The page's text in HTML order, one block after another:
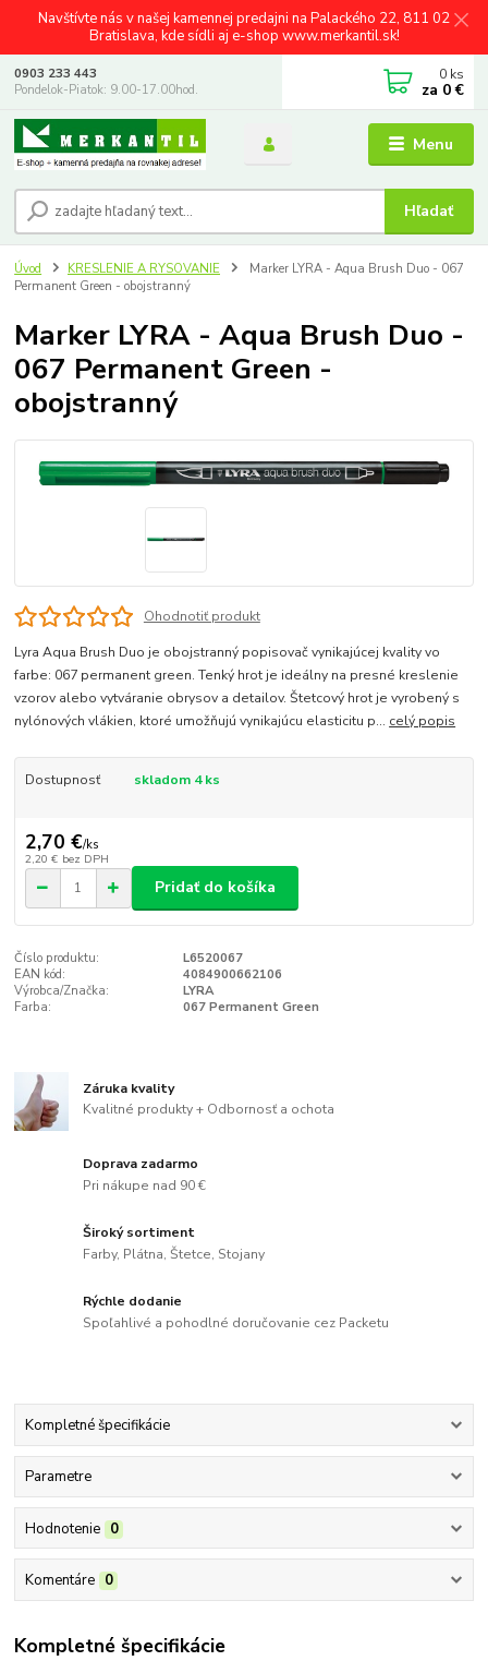
Navštívte nás v našej kamennej predajni na Palackého 22, 811 02
Bratislava, kde sídli aj e-shop www.merkantil.sk!
Menu
Hľadať
0903 233 443
Pondelok-Piatok: 9.00-17.00hod.
0 ks
za 0 €
Úvod KRESLENIE A RYSOVANIE
Marker LYRA - Aqua Brush Duo - 067
Permanent Green - obojstranný
Marker LYRA - Aqua Brush Duo -
067 Permanent Green -
obojstranný
Ohodnotiť produkt
Lyra Aqua Brush Duo je obojstranný popisovač vynikajúcej kvality vo
farbe: 067 permanent green. Tenký hrot je ideálny na presné kreslenie
vzorov alebo vytváranie obrysov a detailov. Štetcový hrot je vyrobený s
nylónových vlákien, ktoré umožňujú vynikajúcu elasticitu p... celý popis
Dostupnosť skladom 4 ks
2,70 €/ks
2,20 € bez DPH
Pridať do košíka
Číslo produktu:
L6520067
EAN kód:
4084900662106
Výrobca/Značka:
LYRA
Farba:
067 Permanent Green
Záruka kvality
Kvalitné produkty + Odbornosť a ochota
Doprava zadarmo
Pri nákupe nad 90 €
Široký sortiment
Farby, Plátna, Štetce, Stojany
Rýchle dodanie
Spoľahlivé a pohodlné doručovanie cez Packetu
Kompletné špecifikácie
Parametre
Hodnotenie 0
Komentáre 0
Kompletné špecifikácie